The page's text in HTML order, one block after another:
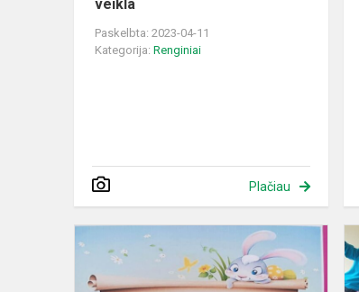
veikla
Paskelbta: 2023-04-11
Kategorija: Renginiai
Plačiau